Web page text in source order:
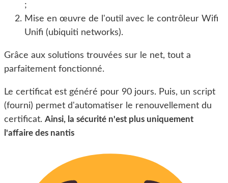
;
Mise en œuvre de l'outil avec le contrôleur Wifi
Unifi (ubiquiti networks).
Grâce aux solutions trouvées sur le net, tout a
parfaitement fonctionné.
Le certificat est généré pour 90 jours. Puis, un script
(fourni) permet d'automatiser le renouvellement du
certificat. Ainsi, la sécurité n'est plus uniquement
l'affaire des nantis